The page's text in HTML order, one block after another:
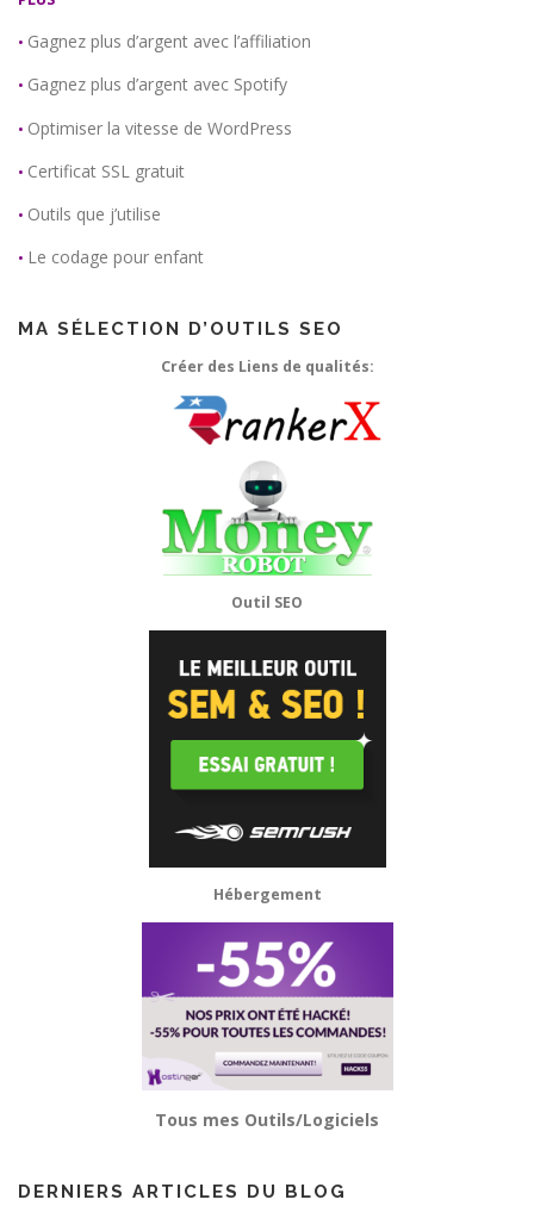
• Gagnez plus d’argent avec l’affiliation
• Gagnez plus d’argent avec Spotify
• Optimiser la vitesse de WordPress
• Certificat SSL gratuit
• Outils que j’utilise
• Le codage pour enfant
MA SÉLECTION D’OUTILS SEO
Créer des Liens de qualités:
Outil SEO
Hébergement
Tous mes Outils/Logiciels
DERNIERS ARTICLES DU BLOG